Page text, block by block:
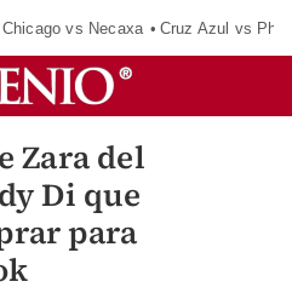
Chicago vs Necaxa Cruz Azul vs
Zara del
Di que
para